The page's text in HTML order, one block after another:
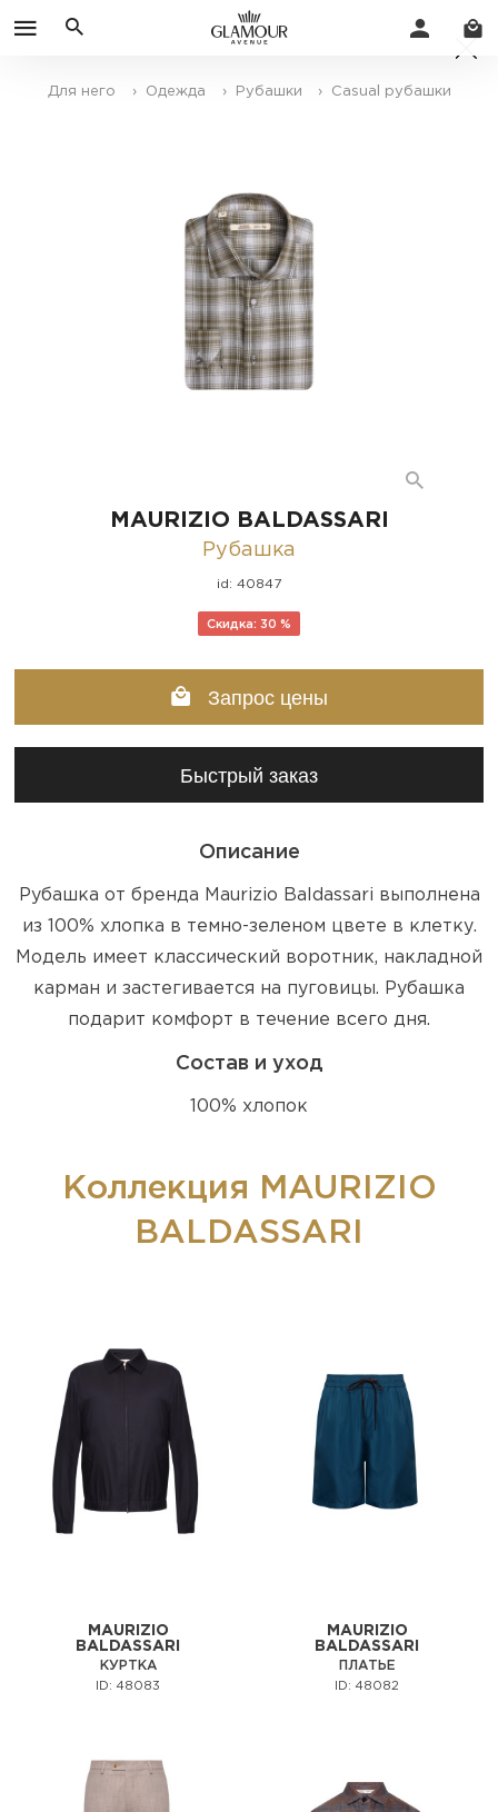
Для него › Одежда › Рубашки › Casual рубашки
MAURIZIO BALDASSARI
Рубашка
id: 40847
Скидка: 30 %
Запрос цены
Быстрый заказ
Описание
Рубашка от бренда Maurizio Baldassari выполнена
из 100% хлопка в темно-зеленом цвете в клетку.
Модель имеет классический воротник, накладной
карман и застегивается на пуговицы. Рубашка
подарит комфорт в течение всего дня.
Состав и уход
100% хлопок
Коллекция MAURIZIO
BALDASSARI
MAURIZIO
BALDASSARI
КУРТКА
ID: 48083
MAURIZIO
BALDASSARI
ПЛАТЬЕ
ID: 48082